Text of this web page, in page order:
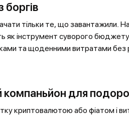
боргів
тільки те, що завантажили.
як інструмент суворого
та щоденними витратами без
компаньйон для
криптовалютою або фіатом і